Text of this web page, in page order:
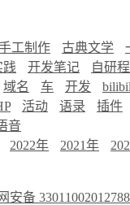
工制作 古典文学
践 开发笔记
自研
域名 车 开发
活动 语录
插件
音
2022年 2021年
安备